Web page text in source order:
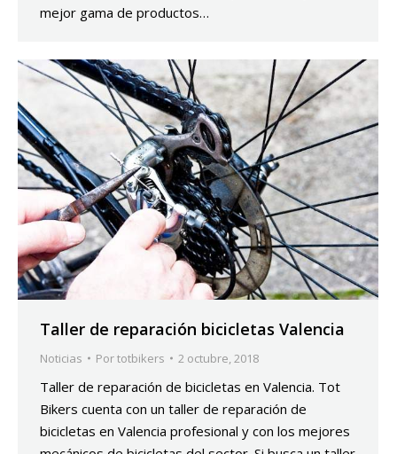
mejor gama de productos…
Taller de reparación bicicletas Valencia
Noticias Portotbikers 2 octubre, 2018
Taller de reparación de bicicletas en Valencia. Tot
Bikers cuenta con un taller de reparación de
bicicletas en Valencia profesional y con los mejores